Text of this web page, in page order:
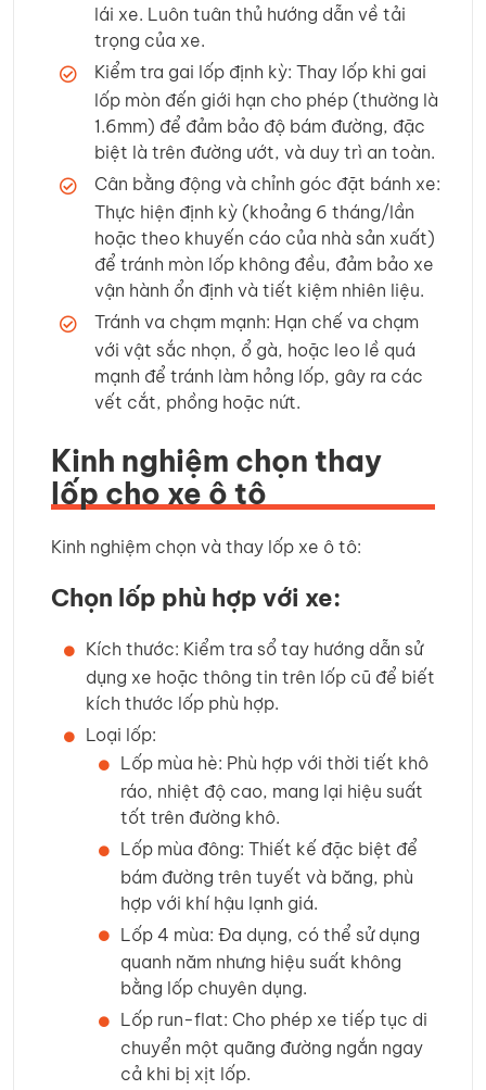
lái xe. Luôn tuân thủ hướng dẫn về tải
trọng của xe.
Kiểm tra gai lốp định kỳ: Thay lốp khi gai
lốp mòn đến giới hạn cho phép (thường là
1.6mm) để đảm bảo độ bám đường, đặc
biệt là trên đường ướt, và duy trì an toàn.
Cân bằng động và chỉnh góc đặt bánh xe:
Thực hiện định kỳ (khoảng 6 tháng/lần
hoặc theo khuyến cáo của nhà sản xuất)
để tránh mòn lốp không đều, đảm bảo xe
vận hành ổn định và tiết kiệm nhiên liệu.
Tránh va chạm mạnh: Hạn chế va chạm
với vật sắc nhọn, ổ gà, hoặc leo lề quá
mạnh để tránh làm hỏng lốp, gây ra các
vết cắt, phồng hoặc nứt.
Kinh nghiệm chọn thay
lốp cho xe ô tô
Kinh nghiệm chọn và thay lốp xe ô tô:
Chọn lốp phù hợp với xe:
Kích thước: Kiểm tra sổ tay hướng dẫn sử
dụng xe hoặc thông tin trên lốp cũ để biết
kích thước lốp phù hợp.
Loại lốp:
Lốp mùa hè: Phù hợp với thời tiết khô
ráo, nhiệt độ cao, mang lại hiệu suất
tốt trên đường khô.
Lốp mùa đông: Thiết kế đặc biệt để
bám đường trên tuyết và băng, phù
hợp với khí hậu lạnh giá.
Lốp 4 mùa: Đa dụng, có thể sử dụng
quanh năm nhưng hiệu suất không
bằng lốp chuyên dụng.
Lốp run-flat: Cho phép xe tiếp tục di
chuyển một quãng đường ngắn ngay
cả khi bị xịt lốp.